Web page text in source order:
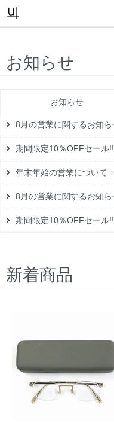
お知らせ
お知らせ
8月の営業に関するお知ら
期間限定10％OFFセール
年末年始の営業について
8月の営業に関するお知
期間限定10％OFFセール
年末年始の営業について
期間限定10％OFFセール
12/30～1/5 12:00までオ
2023.12.30
新着商品